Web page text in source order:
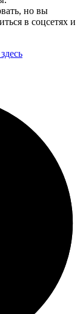
но вы
в соцсетях и